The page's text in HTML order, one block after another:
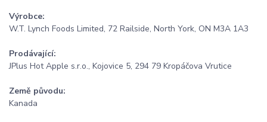
Výrobce:
W.T. Lynch Foods Limited, 72 Railside, North York, ON M3A 1A3
Prodávající:
JPlus Hot Apple s.r.o., Kojovice 5, 294 79 Kropáčova Vrutice
Země původu:
Kanada